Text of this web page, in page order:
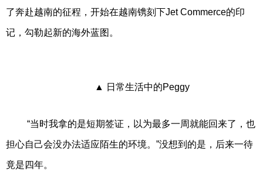
了奔赴越南的征程，开始在越南镌刻下Jet Commerce的印
记，勾勒起新的海外蓝图。
▲ 日常生活中的Peggy
“当时我拿的是短期签证，以为最多一周就能回来了，也
担心自己会没办法适应陌生的环境。”没想到的是，后来一待
竟是四年。